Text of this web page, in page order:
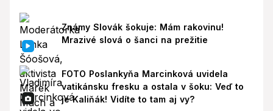
Známy Slovák šokuje: Mám rakovinu!
Mrazivé slová o šanci na prežitie
FOTO Poslankyňa Marcinková uvidela
vatikánsku fresku a ostala v šoku: Veď to
je Kaliňák! Vidíte to tam aj vy?